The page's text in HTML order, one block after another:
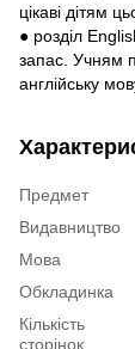
цікаві дітям
● розділ
запас. Учням
англійську
Предмет
Видавництво
Мова
Обкладинка
Кількість
сторінок